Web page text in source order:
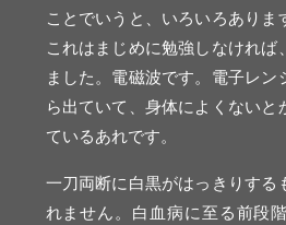
ことでいうと、いろいろありま
これはまじめに勉強しなければ
ました。電磁波です。電子レン
ら出ていて、身体によくないと
ているあれです。
一刀両断に白黒がはっきりする
れません。白血病に至る前段